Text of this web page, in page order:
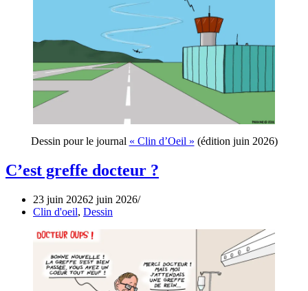
Dessin pour le journal « Clin d’Oeil » (édition juin 2026)
C’est greffe docteur ?
23 juin 20262 juin 2026
Clin d'oeil, Dessin